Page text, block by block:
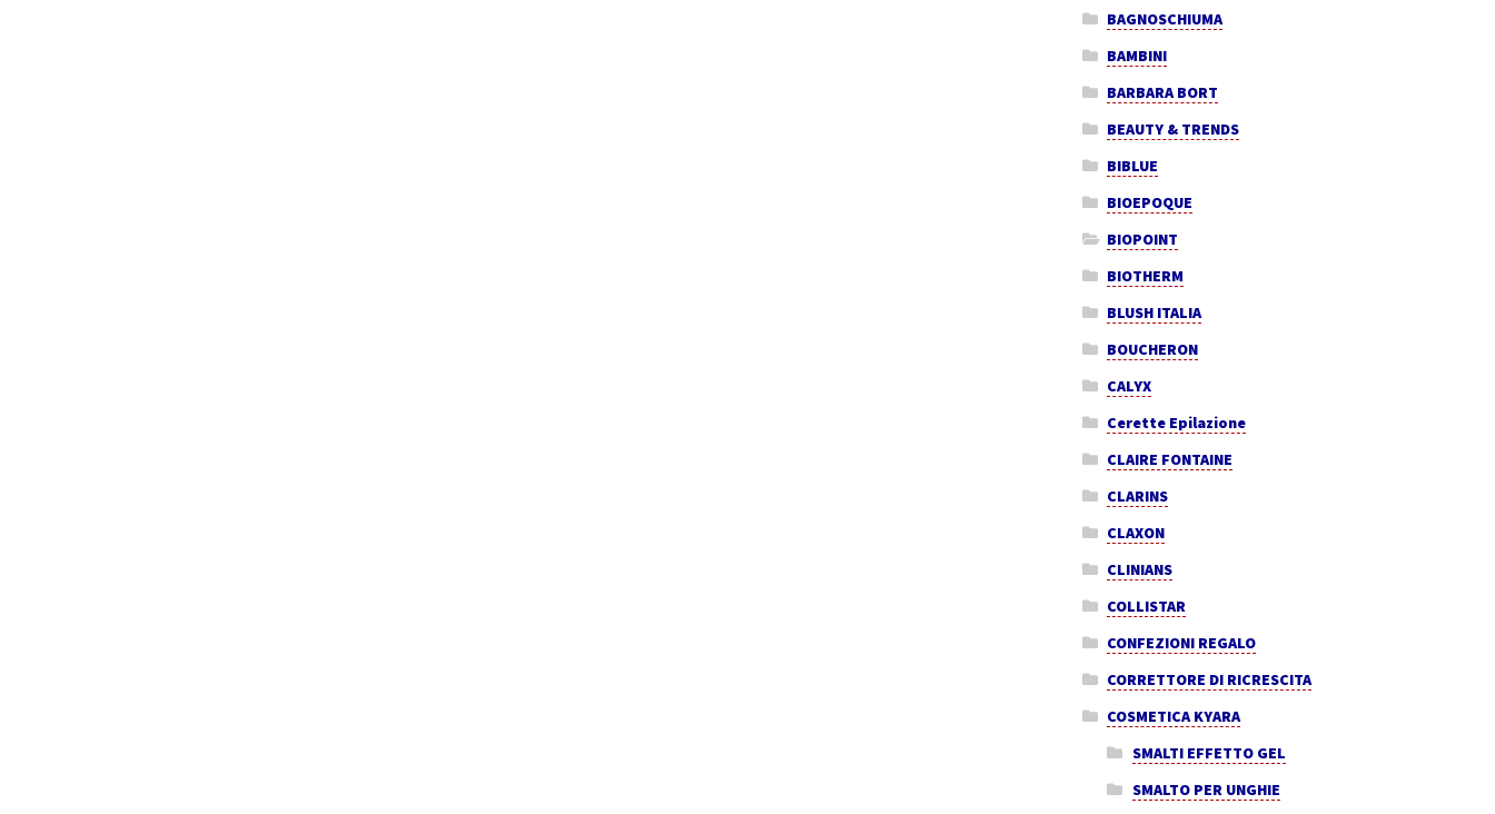
BAGNOSCHIUMA
BAMBINI
BARBARA BORT
BEAUTY & TRENDS
BIBLUE
BIOEPOQUE
BIOPOINT
BIOTHERM
BLUSH ITALIA
BOUCHERON
CALYX
Cerette Epilazione
CLAIRE FONTAINE
CLARINS
CLAXON
CLINIANS
COLLISTAR
CONFEZIONI REGALO
CORRETTORE DI RICRESCITA
COSMETICA KYARA
SMALTI EFFETTO GEL
SMALTO PER UNGHIE